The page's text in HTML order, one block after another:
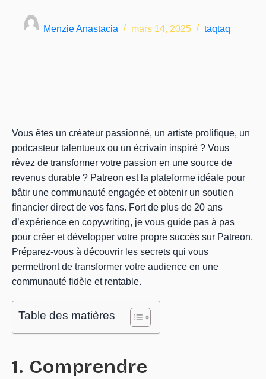
Menzie Anastacia mars 14, 2025 taqtaq
Vous êtes un créateur passionné, un artiste prolifique, un
podcasteur talentueux ou un écrivain inspiré ? Vous
rêvez de transformer votre passion en une source de
revenus durable ? Patreon est la plateforme idéale pour
bâtir une communauté engagée et obtenir un soutien
financier direct de vos fans. Fort de plus de 20 ans
d’expérience en copywriting, je vous guide pas à pas
pour créer et développer votre propre succès sur Patreon.
Préparez-vous à découvrir les secrets qui vous
permettront de transformer votre audience en une
communauté fidèle et rentable.
Table des matières
1. Comprendre